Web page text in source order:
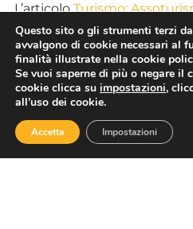
L’articoloTurismo:
Capodanno, per il weekend
prenotate 9 camere su 10,
presenzeproviene da
Questo sito o gli strumenti terzi
avvalgono di cookie necessari al
finalità illustrate nella cookie
Se vuoi saperne di più o negare il
cookie clicca su impostazioni,
all’uso dei cookie.
Accetta Impostazioni